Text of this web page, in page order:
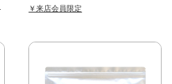
￥来店会員限定